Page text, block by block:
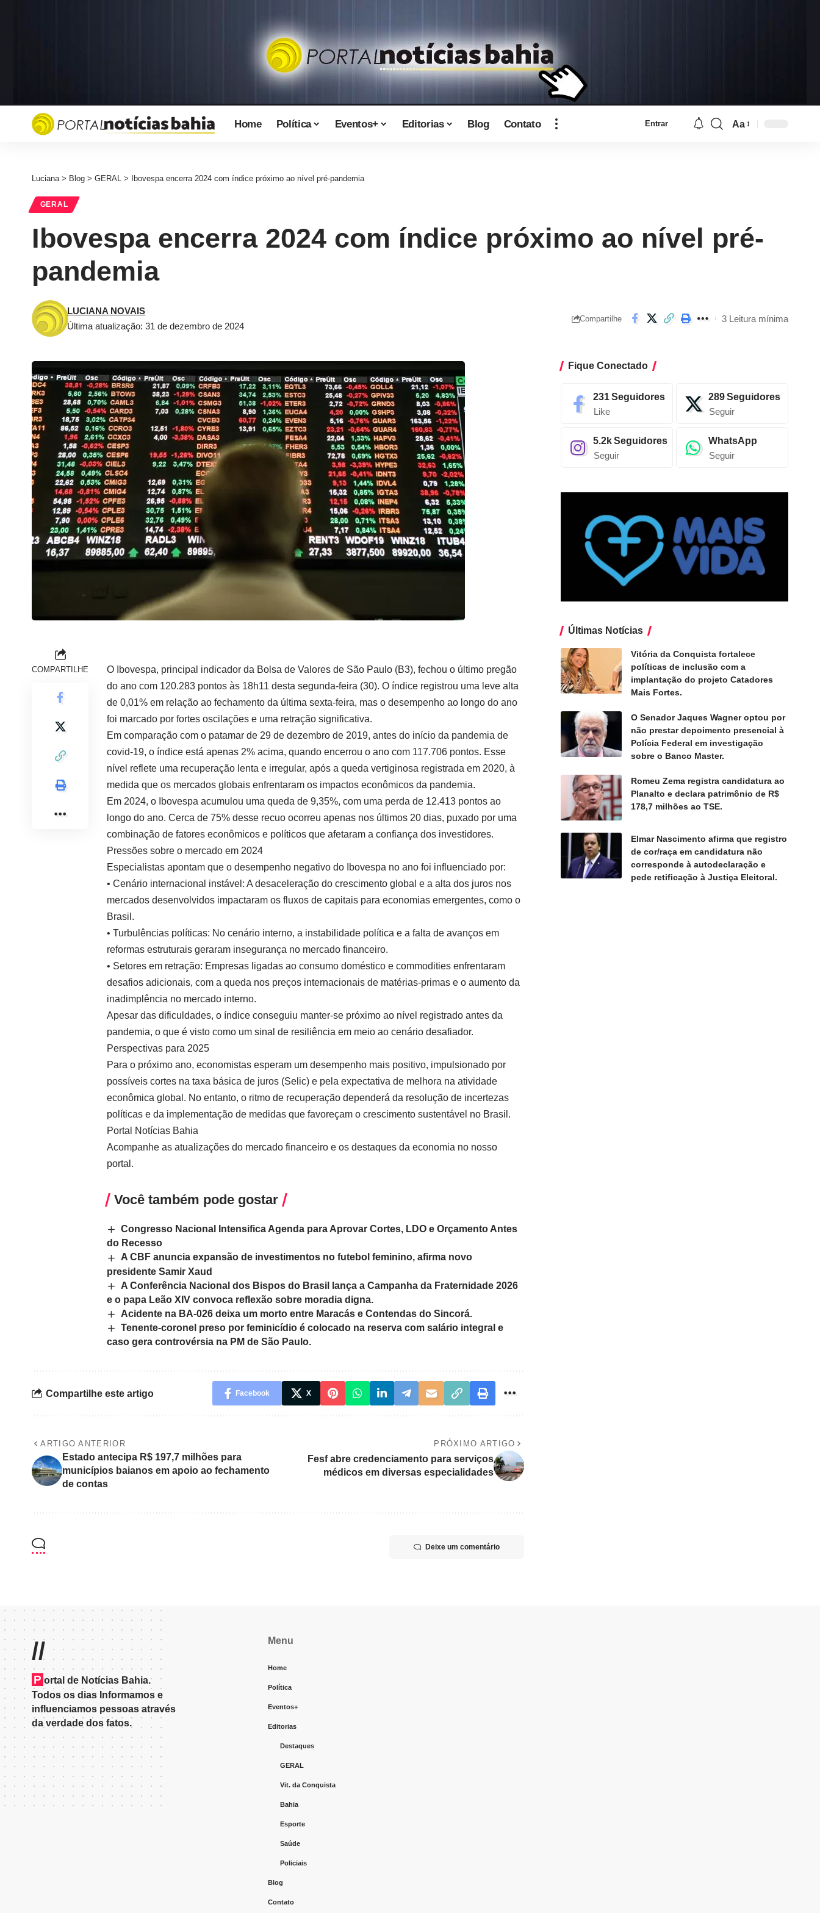
Home Política Eventos+ Editorias Blog Contato Entrar Aa
Luciana> Blog > GERAL > Ibovespa encerra 2024 com índice próximo ao nível pré-pandemia
GERAL
Ibovespa encerra 2024 com índice próximo ao nível pré-
pandemia
Última atualização: 31 de dezembro de 2024
LUCIANA NOVAIS
Compartilhe 3 Leitura mínima
COMPARTILHE
O Ibovespa, principal indicador da Bolsa de Valores de São Paulo (B3), fechou o último pregão
do ano com 120.283 pontos às 18h11 desta segunda-feira (30). O índice registrou uma leve alta
de 0,01% em relação ao fechamento da última sexta-feira, mas o desempenho ao longo do ano
foi marcado por fortes oscilações e uma retração significativa.
Em comparação com o patamar de 29 de dezembro de 2019, antes do início da pandemia de
covid-19, o índice está apenas 2% acima, quando encerrou o ano com 117.706 pontos. Esse
nível reflete uma recuperação lenta e irregular, após a queda vertiginosa registrada em 2020, à
medida que os mercados globais enfrentaram os impactos econômicos da pandemia.
Em 2024, o Ibovespa acumulou uma queda de 9,35%, com uma perda de 12.413 pontos ao
longo do ano. Cerca de 75% desse recuo ocorreu apenas nos últimos 20 dias, puxado por uma
combinação de fatores econômicos e políticos que afetaram a confiança dos investidores.
Pressões sobre o mercado em 2024
Especialistas apontam que o desempenho negativo do Ibovespa no ano foi influenciado por:
• Cenário internacional instável: A desaceleração do crescimento global e a alta dos juros nos
mercados desenvolvidos impactaram os fluxos de capitais para economias emergentes, como o
Brasil.
• Turbulências políticas: No cenário interno, a instabilidade política e a falta de avanços em
reformas estruturais geraram insegurança no mercado financeiro.
• Setores em retração: Empresas ligadas ao consumo doméstico e commodities enfrentaram
desafios adicionais, com a queda nos preços internacionais de matérias-primas e o aumento da
inadimplência no mercado interno.
Apesar das dificuldades, o índice conseguiu manter-se próximo ao nível registrado antes da
pandemia, o que é visto como um sinal de resiliência em meio ao cenário desafiador.
Perspectivas para 2025
Para o próximo ano, economistas esperam um desempenho mais positivo, impulsionado por
possíveis cortes na taxa básica de juros (Selic) e pela expectativa de melhora na atividade
econômica global. No entanto, o ritmo de recuperação dependerá da resolução de incertezas
políticas e da implementação de medidas que favoreçam o crescimento sustentável no Brasil.
Portal Notícias Bahia
Acompanhe as atualizações do mercado financeiro e os destaques da economia no nosso
portal.
Você também pode gostar
Congresso Nacional Intensifica Agenda para Aprovar Cortes, LDO e Orçamento Antes
do Recesso
A CBF anuncia expansão de investimentos no futebol feminino, afirma novo
presidente Samir Xaud
A Conferência Nacional dos Bispos do Brasil lança a Campanha da Fraternidade 2026
e o papa Leão XIV convoca reflexão sobre moradia digna.
Acidente na BA-026 deixa um morto entre Maracás e Contendas do Sincorá.
Tenente-coronel preso por feminicídio é colocado na reserva com salário integral e
caso gera controvérsia na PM de São Paulo.
Compartilhe este artigo Facebook X
ARTIGO ANTERIOR
Estado antecipa R$ 197,7 milhões para
municípios baianos em apoio ao fechamento
de contas
PRÓXIMO ARTIGO
Fesf abre credenciamento para serviços
médicos em diversas especialidades
Deixe um comentário
Fique Conectado
231Seguidores
Like
289Seguidores
Seguir
5.2kSeguidores
Seguir
WhatsApp
Seguir
Últimas Notícias
Vitória da Conquista fortalece
políticas de inclusão com a
implantação do projeto Catadores
Mais Fortes.
O Senador Jaques Wagner optou por
não prestar depoimento presencial à
Polícia Federal em investigação
sobre o Banco Master.
Romeu Zema registra candidatura ao
Planalto e declara patrimônio de R$
178,7 milhões ao TSE.
Elmar Nascimento afirma que registro
de cor/raça em candidatura não
corresponde à autodeclaração e
pede retificação à Justiça Eleitoral.
//
P ortal de Notícias Bahia.
Todos os dias Informamos e
influenciamos pessoas através
da verdade dos fatos.
Menu
Home
Política
Eventos+
Editorias
Destaques
GERAL
Vit. da Conquista
Bahia
Esporte
Saúde
Policiais
Blog
Contato